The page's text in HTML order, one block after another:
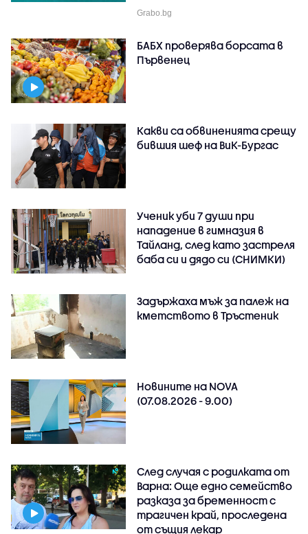
Grabo.bg
БАБХ проверява борсата в
Първенец
Какви са обвиненията срещу
бившия шеф на ВиК-Бургас
Ученик уби 7 души при
нападение в гимназия в
Тайланд, след като застреля
баба си и дядо си (СНИМКИ)
Задържаха мъж за палеж на
кметството в Тръстеник
Новините на NOVA
(07.08.2026 - 9.00)
След случая с родилката от
Варна: Още едно семейство
разказа за бременност с
трагичен край, проследена
от същия лекар